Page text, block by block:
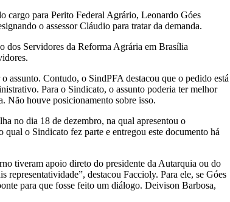
cargo para Perito Federal Agrário, Leonardo Góes
o assessor Cláudio para tratar da demanda.
dos Servidores da Reforma Agrária em Brasília
assunto. Contudo, o SindPFA destacou que o pedido está
Para o Sindicato, o assunto poderia ter melhor
Não houve posicionamento sobre isso.
no dia 18 de dezembro, na qual apresentou o
o Sindicato fez parte e entregou este documento há
tiveram apoio direto do presidente da Autarquia ou do
representatividade”, destacou Faccioly. Para ele, se Góes
para que fosse feito um diálogo. Deivison Barbosa,